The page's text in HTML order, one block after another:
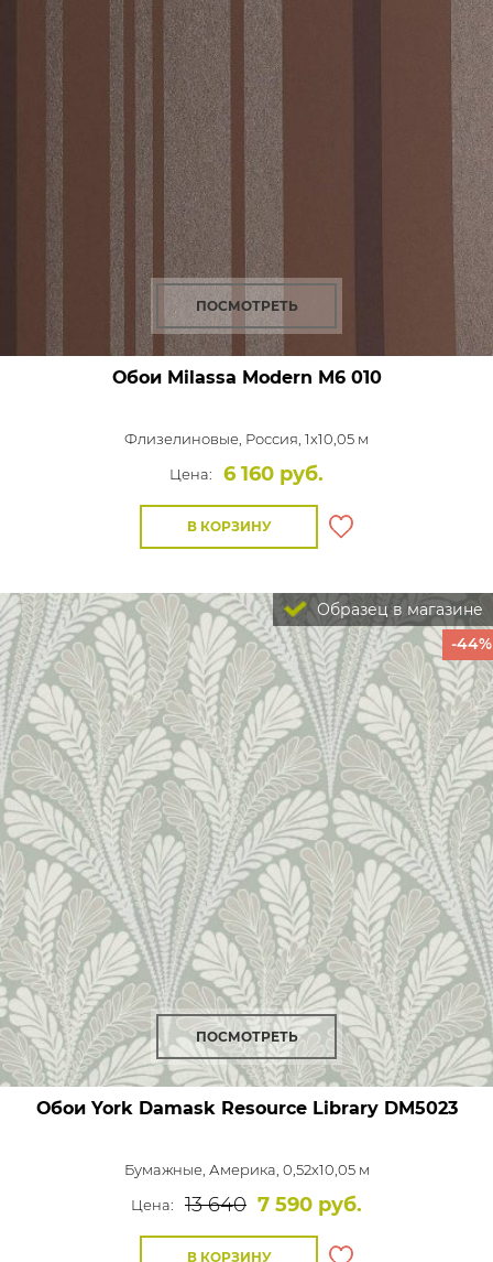
ПОСМОТРЕТЬ
Обои Milassa Modern M6 010
Флизелиновые, Россия, 1x10,05 м
Цена:
6 160 руб.
В КОРЗИНУ
Образец в магазине
-44%
ПОСМОТРЕТЬ
Обои York Damask Resource LibraryDM5023
Бумажные, Америка, 0,52x10,05 м
Цена:
13 640 7 590 руб.
В КОРЗИНУ